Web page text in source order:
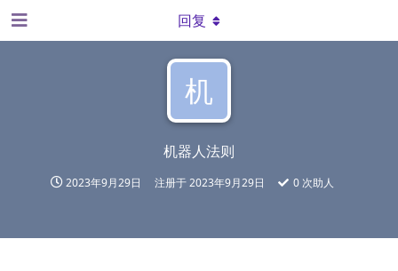
机
机器人法则
2023年9月29日 注册于2023年9月29日 0 次助人
回复